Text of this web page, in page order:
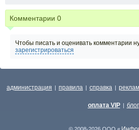
Комментарии 0
Чтобы писать и оценивать комментарии
зарегистрироваться
администрация | правила | справка |
оплата VIP | блог